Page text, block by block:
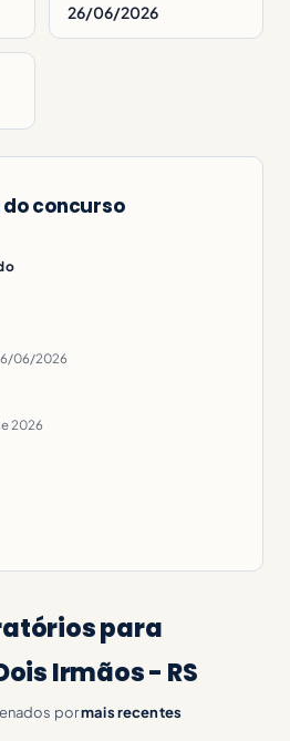
26/06/2026
concurso
06/2026
2026
para
Irmãos - RS
pormais recentes